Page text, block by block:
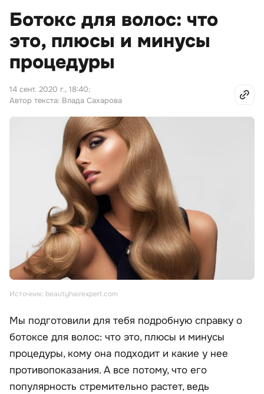
Ботокс для волос: что
это, плюсы и минусы
процедуры
14 сент. 2020 г., 18:40;
Автор текста: Влада Сахарова
Источник: beautyhairexpert.com
Мы подготовили для тебя подробную справку о
ботоксе для волос: что это, плюсы и минусы
процедуры, кому она подходит и какие у нее
противопоказания. А все потому, что его
популярность стремительно растет, ведь